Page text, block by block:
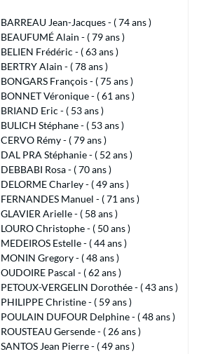
BARREAU Jean-Jacques - ( 74 ans )
BEAUFUMÉ Alain - ( 79 ans )
BELIEN Frédéric - ( 63 ans )
BERTRY Alain - ( 78 ans )
BONGARS François - ( 75 ans )
BONNET Véronique - ( 61 ans )
BRIAND Eric - ( 53 ans )
BULICH Stéphane - ( 53 ans )
CERVO Rémy - ( 79 ans )
DAL PRA Stéphanie - ( 52 ans )
DEBBABI Rosa - ( 70 ans )
DELORME Charley - ( 49 ans )
FERNANDES Manuel - ( 71 ans )
GLAVIER Arielle - ( 58 ans )
LOURO Christophe - ( 50 ans )
MEDEIROS Estelle - ( 44 ans )
MONIN Gregory - ( 48 ans )
OUDOIRE Pascal - ( 62 ans )
PETOUX-VERGELIN Dorothée - ( 43 ans )
PHILIPPE Christine - ( 59 ans )
POULAIN DUFOUR Delphine - ( 48 ans )
ROUSTEAU Gersende - ( 26 ans )
SANTOS Jean Pierre - ( 49 ans )